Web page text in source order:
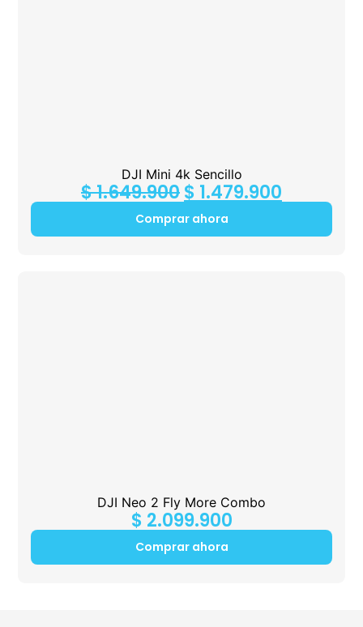
DJI Mini 4k Sencillo
$1.649.900$ 1.479.900
Comprar ahora
DJI Neo 2 Fly More Combo
$ 2.099.900
Comprar ahora